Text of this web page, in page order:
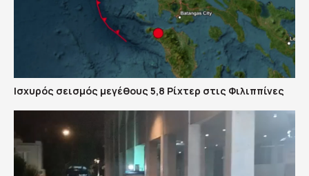
Ισχυρός σεισμός μεγέθους 5,8 Ρίχτερ στις Φιλιππίνες